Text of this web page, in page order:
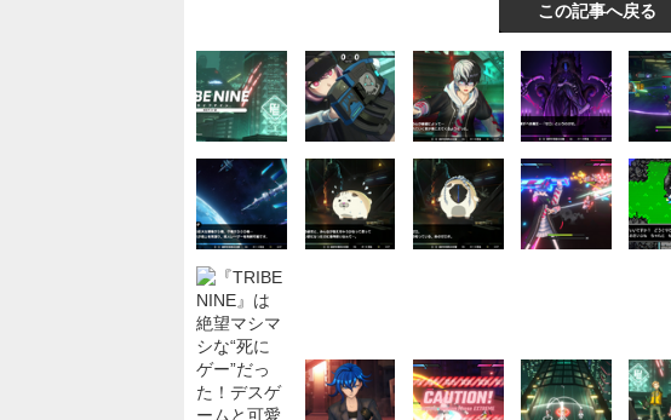
この記事へ戻る